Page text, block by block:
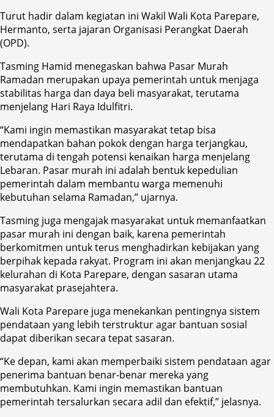
Turut hadir dalam kegiatan ini Wakil Wali Kota Parepare,
Hermanto, serta jajaran Organisasi Perangkat Daerah
(OPD).
Tasming Hamid menegaskan bahwa Pasar Murah
Ramadan merupakan upaya pemerintah untuk menjaga
stabilitas harga dan daya beli masyarakat, terutama
menjelang Hari Raya Idulfitri.
“Kami ingin memastikan masyarakat tetap bisa
mendapatkan bahan pokok dengan harga terjangkau,
terutama di tengah potensi kenaikan harga menjelang
Lebaran. Pasar murah ini adalah bentuk kepedulian
pemerintah dalam membantu warga memenuhi
kebutuhan selama Ramadan,” ujarnya.
Tasming juga mengajak masyarakat untuk memanfaatkan
pasar murah ini dengan baik, karena pemerintah
berkomitmen untuk terus menghadirkan kebijakan yang
berpihak kepada rakyat. Program ini akan menjangkau 22
kelurahan di Kota Parepare, dengan sasaran utama
masyarakat prasejahtera.
Wali Kota Parepare juga menekankan pentingnya sistem
pendataan yang lebih terstruktur agar bantuan sosial
dapat diberikan secara tepat sasaran.
“Ke depan, kami akan memperbaiki sistem pendataan agar
penerima bantuan benar-benar mereka yang
membutuhkan. Kami ingin memastikan bantuan
pemerintah tersalurkan secara adil dan efektif,” jelasnya.